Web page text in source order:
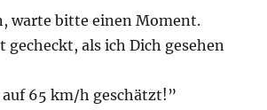
warte bitte einen Moment.
gecheckt, als ich Dich gesehen
65 km/h geschätzt!”